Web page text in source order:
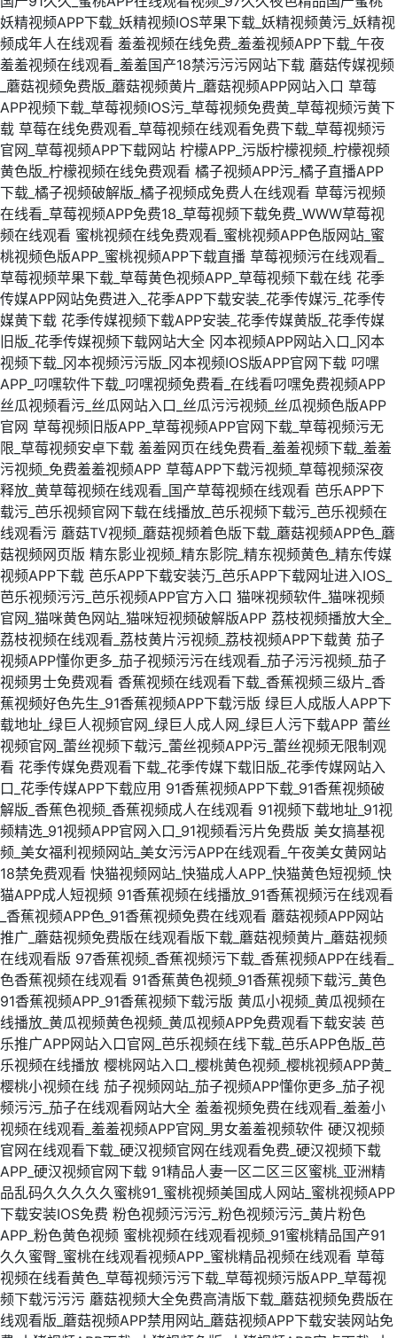
妖精视频APP下载_妖精视频IOS苹果下载_妖精视频黄污_妖精视
频成年人在线观看 羞羞视频在线免费_羞羞视频APP下载_午夜
羞羞视频在线观看_羞羞国产18禁污污污网站下载 蘑菇传媒视频
_蘑菇视频免费版_蘑菇视频黄片_蘑菇视频APP网站入口 草莓
APP视频下载_草莓视频IOS污_草莓视频免费黄_草莓视频污黄下
载 草莓在线免费观看_草莓视频在线观看免费下载_草莓视频污
官网_草莓视频APP下载网站 柠檬APP_污版柠檬视频_柠檬视频
黄色版_柠檬视频在线免费观看 橘子视频APP污_橘子直播APP
下载_橘子视频破解版_橘子视频成免费人在线观看 草莓污视频
在线看_草莓视频APP免费18_草莓视频下载免费_WWW草莓视
频在线观看 蜜桃视频在线免费观看_蜜桃视频APP色版网站_蜜
桃视频色版APP_蜜桃视频APP下载直播 草莓视频污在线观看_
草莓视频苹果下载_草莓黄色视频APP_草莓视频下载在线 花季
传媒APP网站免费进入_花季APP下载安装_花季传媒污_花季传
媒黄下载 花季传媒视频下载APP安装_花季传媒黄版_花季传媒
旧版_花季传媒视频下载网站大全 冈本视频APP网站入口_冈本
视频下载_冈本视频污污版_冈本视频IOS版APP官网下载 叼嘿
APP_叼嘿软件下载_叼嘿视频免费看_在线看叼嘿免费视频APP
丝瓜视频看污_丝瓜网站入口_丝瓜污污视频_丝瓜视频色版APP
官网 草莓视频旧版APP_草莓视频APP官网下载_草莓视频污无
限_草莓视频安卓下载 羞羞网页在线免费看_羞羞视频下载_羞羞
污视频_免费羞羞视频APP 草莓APP下载污视频_草莓视频深夜
释放_黄草莓视频在线观看_国产草莓视频在线观看 芭乐APP下
载污_芭乐视频官网下载在线播放_芭乐视频下载污_芭乐视频在
线观看污 蘑菇TV视频_蘑菇视频着色版下载_蘑菇视频APP色_蘑
菇视频网页版 精东影业视频_精东影院_精东视频黄色_精东传媒
视频APP下载 芭乐APP下载安装汅_芭乐APP下载网址进入IOS_
芭乐视频污污_芭乐视频APP官方入口 猫咪视频软件_猫咪视频
官网_猫咪黄色网站_猫咪短视频破解版APP 荔枝视频播放大全_
荔枝视频在线观看_荔枝黄片污视频_荔枝视频APP下载黄 茄子
视频APP懂你更多_茄子视频污污在线观看_茄子污污视频_茄子
视频男士免费观看 香蕉视频在线观看下载_香蕉视频三级片_香
蕉视频好色先生_91香蕉视频APP下载污版 绿巨人成版人APP下
载地址_绿巨人视频官网_绿巨人成人网_绿巨人污下载APP 蕾丝
视频官网_蕾丝视频下载污_蕾丝视频APP污_蕾丝视频无限制观
看 花季传媒免费观看下载_花季传媒下载旧版_花季传媒网站入
口_花季传媒APP下载应用 91香蕉视频APP下载_91香蕉视频破
解版_香蕉色视频_香蕉视频成人在线观看 91视频下载地址_91视
频精选_91视频APP官网入口_91视频看污片免费版 美女搞基视
频_美女福利视频网站_美女污污APP在线观看_午夜美女黄网站
18禁免费观看 快猫视频网站_快猫成人APP_快猫黄色短视频_快
猫APP成人短视频 91香蕉视频在线播放_91香蕉视频污在线观看
_香蕉视频APP色_91香蕉视频免费在线观看 蘑菇视频APP网站
推广_蘑菇视频免费版在线观看版下载_蘑菇视频黄片_蘑菇视频
在线观看版 97香蕉视频_香蕉视频污下载_香蕉视频APP在线看_
色香蕉视频在线观看 91香蕉黄色视频_91香蕉视频下载污_黄色
91香蕉视频APP_91香蕉视频下载污版 黄瓜小视频_黄瓜视频在
线播放_黄瓜视频黄色视频_黄瓜视频APP免费观看下载安装 芭
乐推广APP网站入口官网_芭乐视频在线下载_芭乐APP色版_芭
乐视频在线播放 樱桃网站入口_樱桃黄色视频_樱桃视频APP黄_
樱桃小视频在线 茄子视频网站_茄子视频APP懂你更多_茄子视
频污污_茄子在线观看网站大全 羞羞视频免费在线观看_羞羞小
视频在线观看_羞羞视频APP官网_男女羞羞视频软件 硬汉视频
官网在线观看下载_硬汉视频官网在线观看免费_硬汉视频下载
APP_硬汉视频官网下载 91精品人妻一区二区三区蜜桃_亚洲精
品乱码久久久久久蜜桃91_蜜桃视频美国成人网站_蜜桃视频APP
下载安装IOS免费 粉色视频污污污_粉色视频污污_黄片粉色
APP_粉色黄色视频 蜜桃视频在线观看视频_91蜜桃精品国产91
久久蜜臀_蜜桃在线观看视频APP_蜜桃精品视频在线观看 草莓
视频在线看黄色_草莓视频污污下载_草莓视频污版APP_草莓视
频下载污污污 蘑菇视频大全免费高清版下载_蘑菇视频免费版在
线观看版_蘑菇视频APP禁用网站_蘑菇视频APP下载安装网站免